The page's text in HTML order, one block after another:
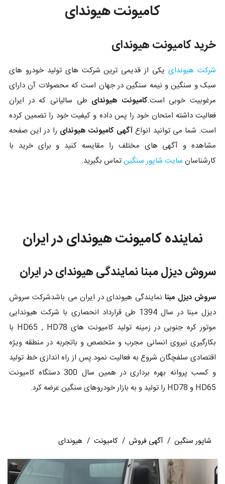
کامیونت هیوندای
خرید کامیونت هیوندای
شرکت هیونداییکی از قدیمی ترین شرکت های تولید خودرو های
سبک و سنگین و نیمه سنگین در جهان است که محصولات آن دارای
مرغوبیت خوبی است.کامیونت هیوندای طی سالیانی که در ایران
فعالیت داشته امتحان خود را پس داده و کیفیت خود را تضمین کرده
است. شما می توانید انواعآگهی کامیونت هیوندای را در این صفحه
مشاهده و آگهی های مختلف را مقایسه کنید و برای خرید با
کارشناسان سایت شاپور سنگینتماس بگیرید.
نماینده کامیونت هیوندای در ایران
سروش دیزل مبنا نمایندگی هیوندای در ایران
سروش دیزل مبنانمایندگی هیوندای در ایران می باشدشرکت سروش
دیزل مبنا در سال 1394 طی قرارداد انحصاری با شرکت هیوندایی
موتور کره جنوبی در زمینه تولید کامیونت های HD65 , HD78 با
بکارگیری نیروی انسانی مجرب و متخصص و باتجربه در منطقه ویژه
اقتصادی سلفچگان شروع به فعالیت نمود.پس از راه اندازی خط تولید
و کسب پروانه بهره برداری در همین سال 300 دستگاه کامیونت
HD65 و HD78 را تولید و به بازار خودروهای سنگین عرضه کرد.
شاپور سنگین / آگهی فروش / کامیونت / هیوندای